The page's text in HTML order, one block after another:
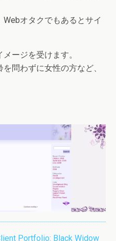
オタクでもあるとサイ
ージを受けます。
問わずに女性の方など、
Portfolio: Black Widow